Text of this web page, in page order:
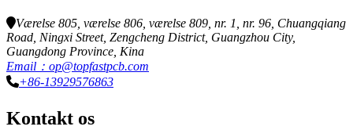
Værelse 805, værelse 806, værelse 809, nr. 1, nr. 96, Chuangqiang
Road, Ningxi Street, Zengcheng District, Guangzhou City,
Guangdong Province, Kina
Email：op@topfastpcb.com
+86-13929576863
Kontakt os